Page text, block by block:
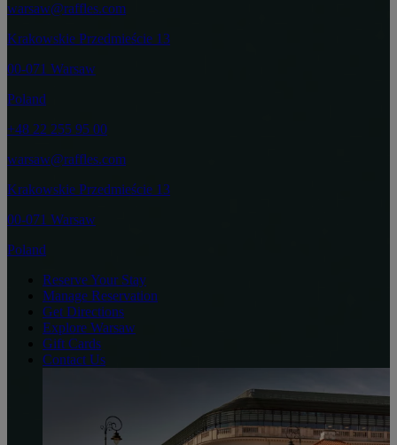
warsaw@raffles.com
Krakowskie Przedmieście 13
00-071 Warsaw
Poland
+48 22 255 95 00
warsaw@raffles.com
Krakowskie Przedmieście 13
00-071 Warsaw
Poland
Reserve Your Stay
Manage Reservation
Get Directions
Explore Warsaw
Gift Cards
Contact Us